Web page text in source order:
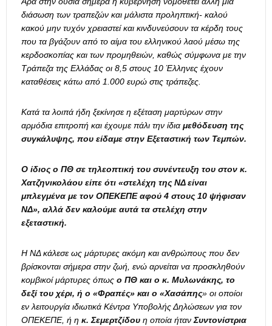
διάσωση των τραπεζών και μάλιστα προληπτική- καλού
κακού μην τυχόν χρειαστεί και κινδυνεύσουν τα κέρδη τους
που τα βγάζουν από το αίμα του ελληνικού λαού μέσω της
κερδοσκοπίας και των προμηθειών, καθώς σύμφωνα με την
Τράπεζα της Ελλάδας οι 8,5 στους 10 Έλληνες έχουν
καταθέσεις κάτω από 1.000 ευρώ στις τράπεζες.
Κατά τα λοιπά ήδη ξεκίνησε η εξέταση μαρτύρων στην
αρμόδια επιτροπή και έχουμε πάλι την ίδια μεθόδευση της
συγκάλυψης, που είδαμε στην Εξεταστική των Τεμπών.
Ο ίδιος ο ΠΘ σε τηλεοπτική του συνέντευξη του στον κ.
Χατζηνικολάου είπε ότι «στελέχη της ΝΔ είναι
μπλεγμένα με τον ΟΠΕΚΕΠΕ αφού 4 στους 10 ψήφισαν
ΝΔ», αλλά δεν καλούμε αυτά τα στελέχη στην
εξεταστική.
Η ΝΔ κάλεσε ως μάρτυρες ακόμη και ανθρώπους που δεν
βρίσκονται σήμερα στην ζωή, ενώ αρνείται να προσκληθούν
κομβικοί μάρτυρες όπως ο ΠΘ και ο κ. Μυλωνάκης, το
δεξί του χέρι, ή ο «Φραπές» και ο «Χασάπης» οι οποίοι
εν λειτουργία ιδιωτικά Κέντρα Υποβολής Δηλώσεων για τον
ΟΠΕΚΕΠΕ, ή η κ. Σεμερτζίδου η οποία ήτανΣυντονίστρια